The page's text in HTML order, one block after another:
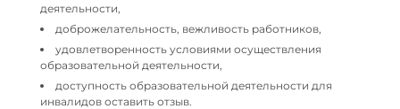
деятельности,
доброжелательность, вежливость работников,
удовлетворенность условиями осуществления
образовательной деятельности,
доступность образовательной деятельности для
инвалидов оставить отзыв.